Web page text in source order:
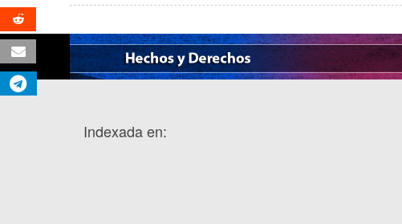
Indexada en: